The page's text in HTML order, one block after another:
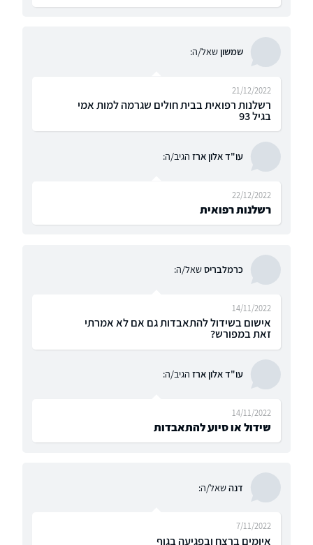
שמשוןשאל/ה:
רשלנות רפואית בבית חולים שגרמה למות אמי
בגיל 93
21/12/2022
עו"ד אלון ארז הגיב/ה:
רשלנות רפואית
22/12/2022
כרמלבריסשאל/ה:
אישום בשידול להתאבדות גם אם לא אמרתי
זאת במפורש?
14/11/2022
עו"ד אלון ארז הגיב/ה:
שידול או סיוע להתאבדות
14/11/2022
דנהשאל/ה:
איומים ברצח ובפגיעה בגוף
7/11/2022